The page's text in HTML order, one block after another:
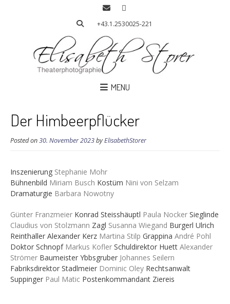
+43.1.2530025-221
MENU
Der Himbeerpflücker
Posted on30. November 2023byElisabethStorer
Inszenierung Stephanie Mohr
Bühnenbild Miriam Busch Kostüm Nini von Selzam
Dramaturgie Barbara Nowotny
Günter Franzmeier Konrad Steisshäuptl Paula Nocker Sieglinde
Claudius von Stolzmann Zagl Susanna Wiegand Burgerl Ulrich
Reinthaller Alexander Kerz Martina Stilp Grappina André Pohl
Doktor Schnopf Markus Kofler Schuldirektor Huett Alexander
Strömer Baumeister Ybbsgruber Johannes Seilern
Fabriksdirektor Stadlmeier Dominic Oley Rechtsanwalt
Suppinger Paul Matic Postenkommandant Ziereis